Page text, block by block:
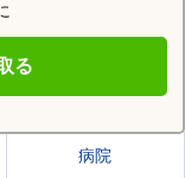
る
病院